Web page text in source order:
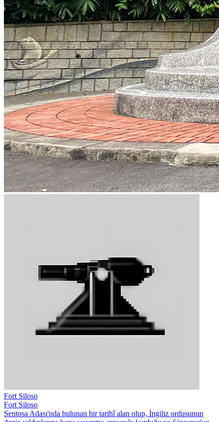
Fort Siloso
Fort Siloso
Sentosa Adası'nda bulunan bir tarihî alan olup, İngiliz ordusunun